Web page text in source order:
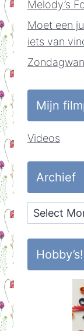
Melody’s
Moet een
iets van
Mijn
Videos
Archief
Archief
Hobby’s!